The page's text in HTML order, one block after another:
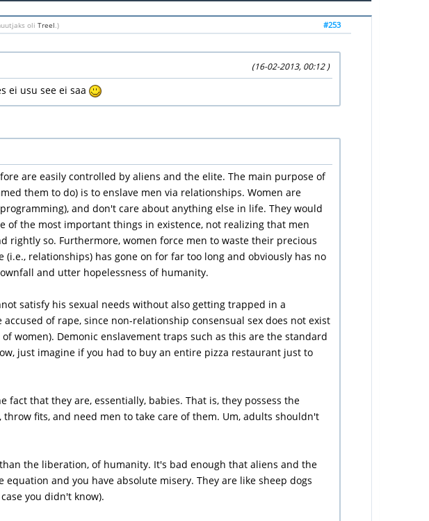
#253
oli Treel.)
(16-02-2013, 00:12 )
ei usu see ei saa
are easily controlled by aliens and the elite. The main purpose of
them to do) is to enslave men via relationships. Women are
and don't care about anything else in life. They would
of the most important things in existence, not realizing that men
rightly so. Furthermore, women force men to waste their precious
relationships) has gone on for far too long and obviously has no
and utter hopelessness of humanity.
satisfy his sexual needs without also getting trapped in a
of rape, since non-relationship consensual sex does not exist
women). Demonic enslavement traps such as this are the standard
just imagine if you had to buy an entire pizza restaurant just to
that they are, essentially, babies. That is, they possess the
fits, and need men to take care of them. Um, adults shouldn't
the liberation, of humanity. It's bad enough that aliens and the
and you have absolute misery. They are like sheep dogs
you didn't know).